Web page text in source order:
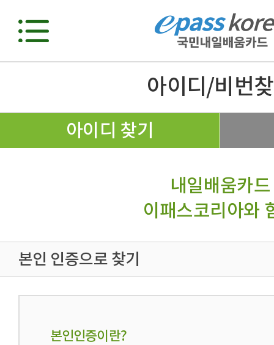
아이디/비번
아이디 찾기
내일배움카드
이패스코리아와
본인 인증으로 찾기
본인인증이란?